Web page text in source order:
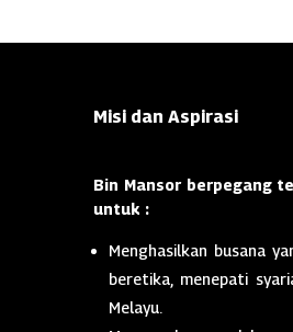
Misi dan Aspirasi
Bin Mansor berpegang
untuk :
Menghasilkan busana
beretika, menepati
Melayu.